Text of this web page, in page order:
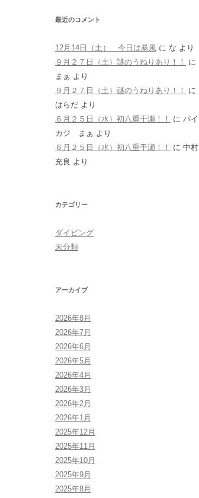
最近のコメント
12月14日（土） 今日は暴風 に な より
９月２７日（土）謎のうねりあり！！
に
まぁ より
９月２７日（土）謎のうねりあり！！
に
はらだ より
６月２５日（水）初八重干瀬！！
に パイ
カジ まぁ より
６月２５日（水）初八重干瀬！！
に 中村
充良 より
カテゴリー
ダイビング
未分類
アーカイブ
2026年8月
2026年7月
2026年6月
2026年5月
2026年4月
2026年3月
2026年2月
2026年1月
2025年12月
2025年11月
2025年10月
2025年9月
2025年8月